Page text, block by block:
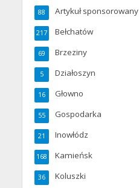
Artykuł sponsorowany
88
Bełchatów
217
Brzeziny
69
Działoszyn
5
Głowno
16
Gospodarka
55
Inowłódz
21
Kamieńsk
168
Koluszki
36